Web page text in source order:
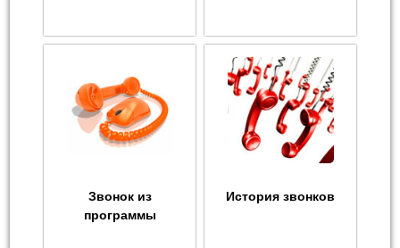
Звонок из
программы
История звонков